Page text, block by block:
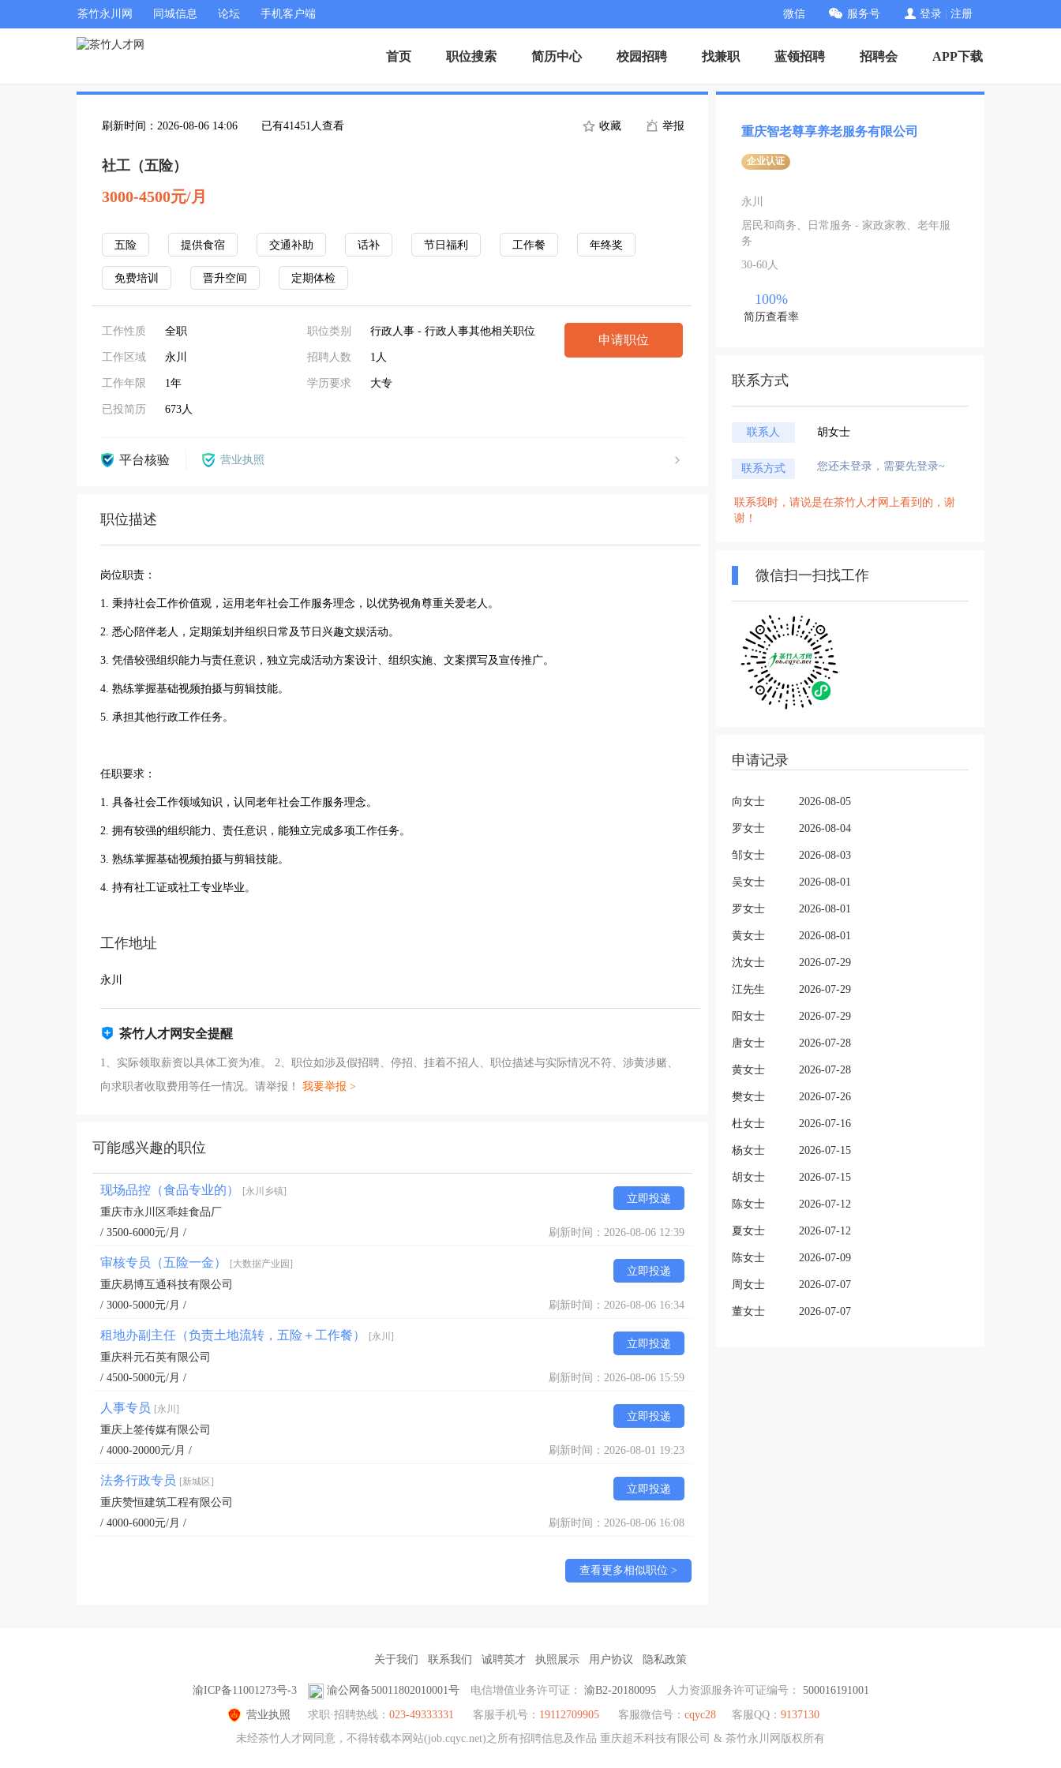
茶竹永川网 同城信息 论坛 手机客户端 微信 服务号 登录 注册
首页 职位搜索 简历中心 校园招聘 找兼职 蓝领招聘 招聘会 APP下载
刷新时间：2026-08-06 14:06 已有41451人查看 收藏 举报
社工（五险）
3000-4500元/月
五险 提供食宿 交通补助 话补 节日福利 工作餐 年终奖
免费培训 晋升空间 定期体检
工作性质 全职
工作区域 永川
工作年限 1年
已投简历 673人
职位类别 行政人事 - 行政人事其他相关职位
招聘人数 1人
学历要求 大专
申请职位
平台核验 营业执照
职位描述
岗位职责：
1. 秉持社会工作价值观，运用老年社会工作服务理念，以优势视角尊重关爱老人。
2. 悉心陪伴老人，定期策划并组织日常及节日兴趣文娱活动。
3. 凭借较强组织能力与责任意识，独立完成活动方案设计、组织实施、文案撰写及宣传推广。
4. 熟练掌握基础视频拍摄与剪辑技能。
5. 承担其他行政工作任务。
任职要求：
1. 具备社会工作领域知识，认同老年社会工作服务理念。
2. 拥有较强的组织能力、责任意识，能独立完成多项工作任务。
3. 熟练掌握基础视频拍摄与剪辑技能。
4. 持有社工证或社工专业毕业。
工作地址
永川
茶竹人才网安全提醒
1、实际领取薪资以具体工资为准。 2、职位如涉及假招聘、停招、挂着不招人、职位描述与实际情况不符、涉黄涉赌、
向求职者收取费用等任一情况。请举报！ 我要举报 >
可能感兴趣的职位
现场品控（食品专业的） [永川乡镇]
立即投递
重庆市永川区乖娃食品厂
/ 3500-6000元/月 /
刷新时间：2026-08-06 12:39
审核专员（五险一金） [大数据产业园]
立即投递
重庆易博互通科技有限公司
/ 3000-5000元/月 /
刷新时间：2026-08-06 16:34
租地办副主任（负责土地流转，五险＋工作餐） [永川]
立即投递
重庆科元石英有限公司
/ 4500-5000元/月 /
刷新时间：2026-08-06 15:59
人事专员 [永川]
立即投递
重庆上签传媒有限公司
/ 4000-20000元/月 /
刷新时间：2026-08-01 19:23
法务行政专员 [新城区]
立即投递
重庆赞恒建筑工程有限公司
/ 4000-6000元/月 /
刷新时间：2026-08-06 16:08
查看更多相似职位 >
重庆智老尊享养老服务有限公司
企业认证
永川
居民和商务、日常服务 - 家政家教、老年服
务
30-60人
100%
简历查看率
联系方式
联系人 胡女士
联系方式 您还未登录，需要先登录~
联系我时，请说是在茶竹人才网上看到的，谢
谢！
微信扫一扫找工作
申请记录
向女士 2026-08-05
罗女士 2026-08-04
邹女士 2026-08-03
吴女士 2026-08-01
罗女士 2026-08-01
黄女士 2026-08-01
沈女士 2026-07-29
江先生 2026-07-29
阳女士 2026-07-29
唐女士 2026-07-28
黄女士 2026-07-28
樊女士 2026-07-26
杜女士 2026-07-16
杨女士 2026-07-15
胡女士 2026-07-15
陈女士 2026-07-12
夏女士 2026-07-12
陈女士 2026-07-09
周女士 2026-07-07
董女士 2026-07-07
关于我们 联系我们 诚聘英才 执照展示 用户协议 隐私政策
渝ICP备11001273号-3 渝公网备50011802010001号 电信增值业务许可证： 渝B2-20180095 人力资源服务许可证编号： 500016191001
营业执照 求职·招聘热线： 023-49333331 客服手机号： 19112709905 客服微信号： cqyc28 客服QQ： 9137130
未经茶竹人才网同意，不得转载本网站(job.cqyc.net)之所有招聘信息及作品 重庆超禾科技有限公司 & 茶竹永川网版权所有